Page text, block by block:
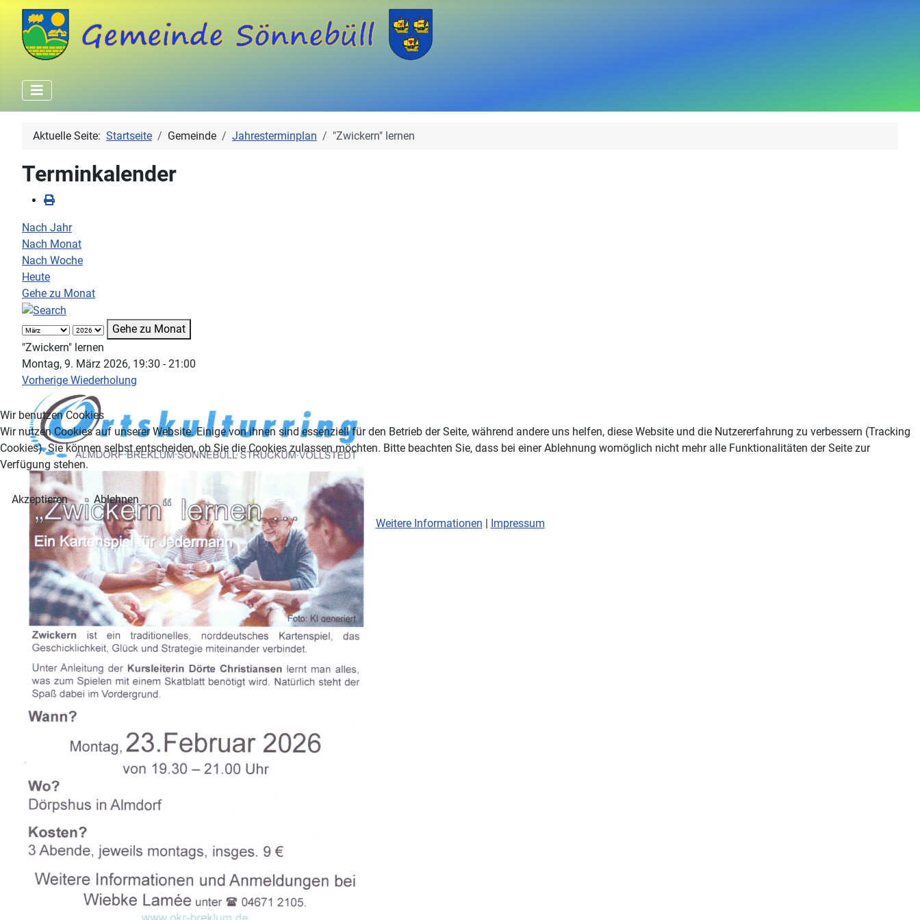
Aktuelle Seite: Startseite Gemeinde Jahresterminplan "Zwickern" lernen
Terminkalender
Nach Jahr
Nach Monat
Nach Woche
Heute
Gehe zu Monat
Gehe zu Monat
"Zwickern" lernen
Montag, 9. März 2026, 19:30 - 21:00
Vorherige Wiederholung
Wir benutzen Cookies
Wir nutzen Cookies auf unserer Website. Einige von ihnen sind essenziell für den Betrieb der Seite, während andere uns helfen, diese Website und die Nutzererfahrung zu verbessern (Tracking
Cookies). Sie können selbst entscheiden, ob Sie die Cookies zulassen möchten. Bitte beachten Sie, dass bei einer Ablehnung womöglich nicht mehr alle Funktionalitäten der Seite zur
Verfügung stehen.
Akzeptieren
Ablehnen
Weitere Informationen | Impressum